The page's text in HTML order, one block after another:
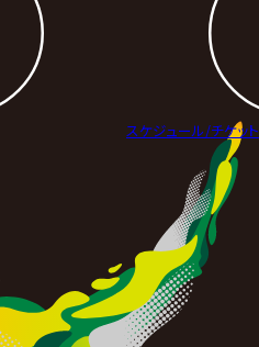
スケジュール/チケット